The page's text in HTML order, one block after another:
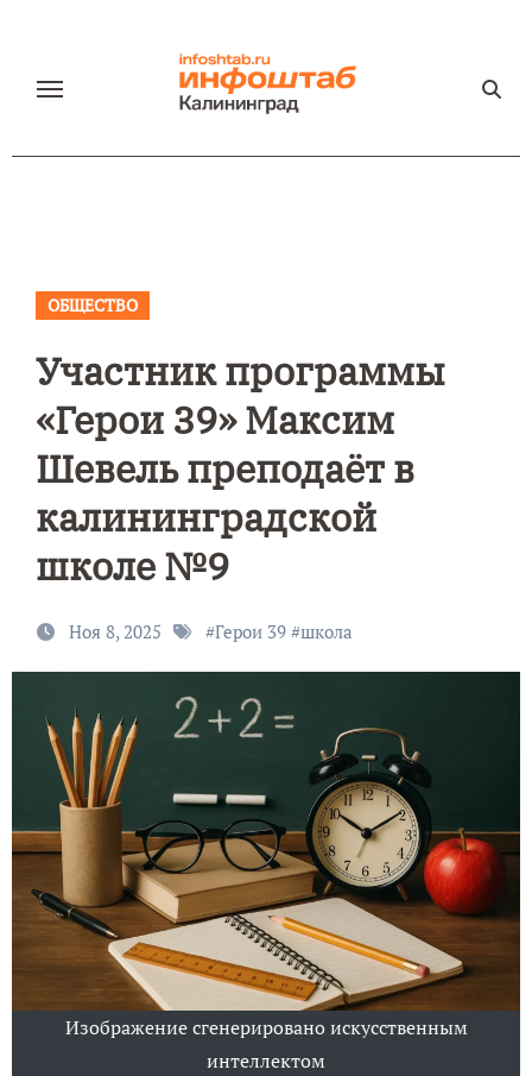
содержанию
ОБЩЕСТВО
Участник программы
«Герои 39» Максим
Шевель преподаёт в
калининградской
школе №9
Ноя 8, 2025 #Герои 39#школа
Изображение сгенерировано искусственным
интеллектом